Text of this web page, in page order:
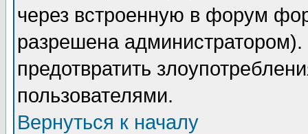
через встроенную в форум
разрешена
предотвратить
пользователями.
Вернуться к началу